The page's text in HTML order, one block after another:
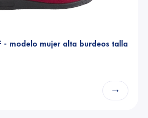
- modelo mujer alta burdeos talla
→